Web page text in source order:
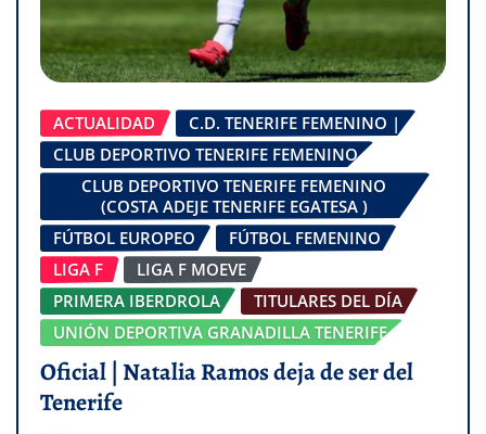
ACTUALIDAD
C.D. TENERIFE FEMENINO |
CLUB DEPORTIVO TENERIFE FEMENINO
CLUB DEPORTIVO TENERIFE FEMENINO
(COSTA ADEJE TENERIFE EGATESA )
FÚTBOL EUROPEO
FÚTBOL FEMENINO
LIGA F
LIGA F MOEVE
PRIMERA IBERDROLA
TITULARES DEL DÍA
UNIÓN DEPORTIVA GRANADILLA TENERIFE
Oficial | Natalia Ramos deja de ser del
Tenerife